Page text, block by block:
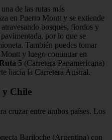
de las rutas más
en Puerto Montt y se extiende
bosques, fiordos y
por lo que se
También puedes tomar
Montt y luego continuar en
Ruta 5 (Carretera Panamericana)
hacia la Carretera Austral.
y Chile
cruzar entre ambos países. Los
Bariloche (Argentina) con